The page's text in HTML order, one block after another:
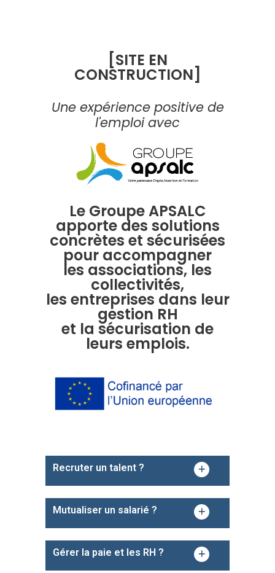
[SITE EN
CONSTRUCTION]
Une expérience positive de
l'emploi avec
Le Groupe APSALC
apporte des solutions
concrètes et sécurisées
pour accompagner
les associations, les
collectivités,
les entreprises dans leur
gestion RH
et la sécurisation de
leurs emplois.
Recruter un talent ?
Mutualiser un salarié ?
Gérer la paie et les RH ?